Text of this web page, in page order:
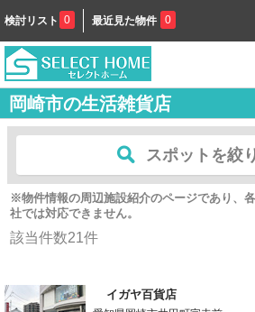
検討リスト 0 最近見た物件 0
岡崎市の生活雑貨店
スポットを絞
※物件情報の周辺施設紹介のページであり、
社では対応できません。
該当件数21件
イガヤ百貨店